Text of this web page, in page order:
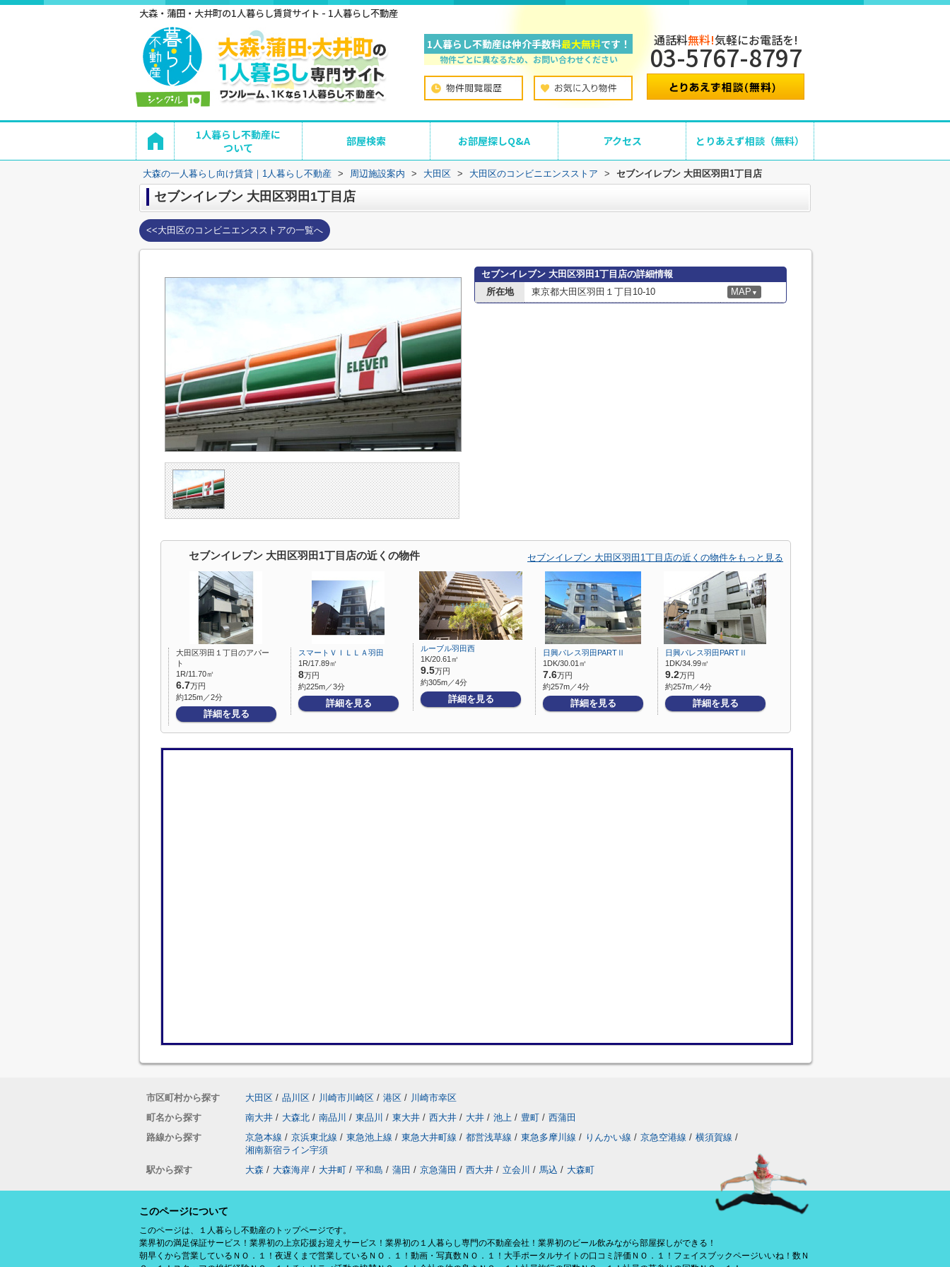
大森・蒲田・大井町の1人暮らし賃貸サイト - 1人暮らし不動産
1人暮らし不動産は仲介手数料最大無料です！
物件ごとに異なるため、お問い合わせください
通話料無料!気軽にお電話を!
03-5767-8797
1人暮らし不動産に
ついて
部屋検索 お部屋探しQ&A アクセス とりあえず相談（無料）
大森の一人暮らし向け賃貸｜1人暮らし不動産 > 周辺施設案内 > 大田区 > 大田区のコンビニエンスストア > セブンイレブン 大田区羽田1丁目店
セブンイレブン 大田区羽田1丁目店
<<大田区のコンビニエンスストアの一覧へ
セブンイレブン 大田区羽田1丁目店の詳細情報
所在地
東京都大田区羽田１丁目10-10 MAP ▼
セブンイレブン 大田区羽田1丁目店の近くの物件 セブンイレブン 大田区羽田1丁目店の近くの物件をもっと見る
大田区羽田１丁目のアパー
ト
1R/11.70㎡
6.7万円
約125m／2分
詳細を見る
スマートＶＩＬＬＡ羽田
1R/17.89㎡
8万円
約225m／3分
詳細を見る
ルーブル羽田西
1K/20.61㎡
9.5万円
約305m／4分
詳細を見る
日興パレス羽田PARTⅡ
1DK/30.01㎡
7.6万円
約257m／4分
詳細を見る
日興パレス羽田PARTⅡ
1DK/34.99㎡
9.2万円
約257m／4分
詳細を見る
市区町村から探す 大田区 / 品川区 / 川崎市川崎区 / 港区 / 川崎市幸区
町名から探す
南大井 / 大森北 / 南品川 / 東品川 / 東大井 / 西大井 / 大井 / 池上 / 豊町 / 西蒲田
路線から探す
京急本線 / 京浜東北線 / 東急池上線 / 東急大井町線 / 都営浅草線 / 東急多摩川線 / りんかい線 / 京急空港線 / 横須賀線 /
湘南新宿ライン宇須
駅から探す
大森 / 大森海岸 / 大井町 / 平和島 / 蒲田 / 京急蒲田 / 西大井 / 立会川 / 馬込 / 大森町
このページについて
このページは、１人暮らし不動産のトップページです。
業界初の満足保証サービス！業界初の上京応援お迎えサービス！業界初の１人暮らし専門の不動産会社！業界初のビール飲みながら部屋探しができる！
朝早くから営業しているＮＯ．１！夜遅くまで営業しているＮＯ．１！動画・写真数ＮＯ．１！大手ポータルサイトの口コミ評価ＮＯ．１！フェイスブックページいいね！数Ｎ